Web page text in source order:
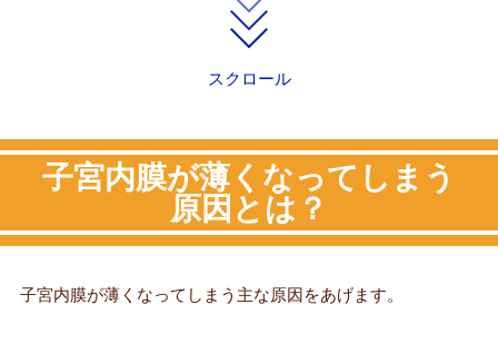
スクロール
子宮内膜が薄くなってしまう
原因とは？
子宮内膜が薄くなってしまう主な原因をあげます。